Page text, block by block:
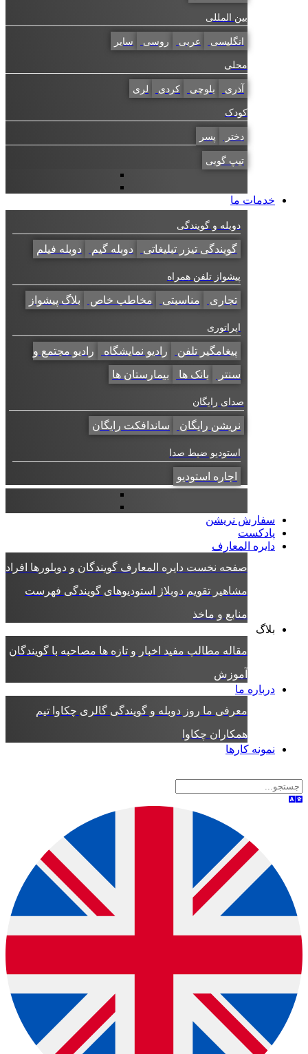
بین المللی
انگلیسی عربی روسی سایر
محلی
بلوچی کردی لری
کودک
پسر
تیپ گویی
خدمات ما
دوبله و گویندگی
گویندگی تیزر تبلیغاتی دوبله گیم دوبله فیلم
پیشواز تلفن همراه
تجاری مناسبتی مخاطب خاص بلاگ پیشواز
اپراتوری
پیغامگیر تلفن رادیو نمایشگاه رادیو مجتمع و
سنتر بانک ها بیمارستان ها
صدای رایگان
نریشن رایگان ساندافکت رایگان
استودیو ضبط صدا
اجاره استودیو
سفارش نریشن
پادکست
دایره المعارف
صفحه نخست دایره المعارفگویندگان و دوبلورهاافراد
مشاهیرتقویم دوبلاژاستودیوهای گویندگیفهرست
منابع و ماخذ
بلاگ
مقالهمطالب مفیداخبار و تازه ها مصاحبه با گویندگان
آموزش
درباره ما
معرفی ماروز دوبله و گویندگیگالری چکاواتیم
همکاران چکاوا
نمونه کارها